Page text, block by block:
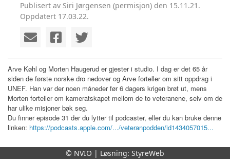
Publisert av Siri Jørgensen (permisjon) den 15.11.21.
Oppdatert 17.03.22.
Arve Køhl og Morten Haugerud er gjester i studio. I dag er det 65 år
siden de første norske dro nedover og Arve forteller om sitt oppdrag i
UNEF. Han var der noen måneder før 6 dagers krigen brøt ut, mens
Morten forteller om kameratskapet mellom de to veteranene, selv om de
har ulike misjoner bak seg.
Du finner episode 31 der du lytter til podcaster, eller du kan bruke denne
linken: https://podcasts.apple.com/.../veteranpodden/id1434057015...
© NVIO | Løsning: StyreWeb